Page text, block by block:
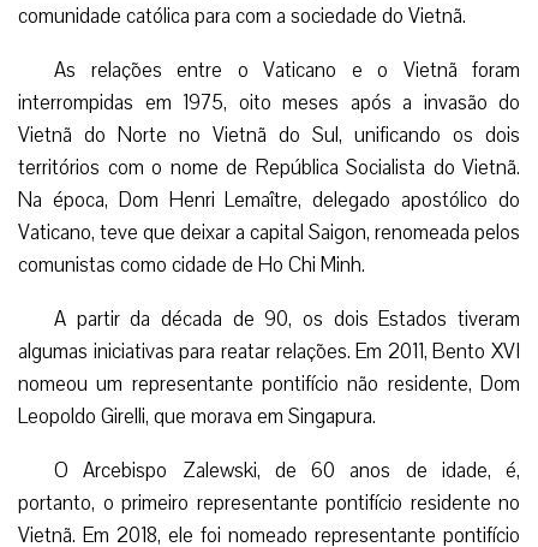
comunidade católica para com a sociedade do Vietnã.
As relações entre o Vaticano e o Vietnã foram
interrompidas em 1975, oito meses após a invasão do
Vietnã do Norte no Vietnã do Sul, unificando os dois
territórios com o nome de República Socialista do Vietnã.
Na época, Dom Henri Lemaître, delegado apostólico do
Vaticano, teve que deixar a capital Saigon, renomeada pelos
comunistas como cidade de Ho Chi Minh.
A partir da década de 90, os dois Estados tiveram
algumas iniciativas para reatar relações. Em 2011, Bento XVI
nomeou um representante pontifício não residente, Dom
Leopoldo Girelli, que morava em Singapura.
O Arcebispo Zalewski, de 60 anos de idade, é,
portanto, o primeiro representante pontifício residente no
Vietnã. Em 2018, ele foi nomeado representante pontifício